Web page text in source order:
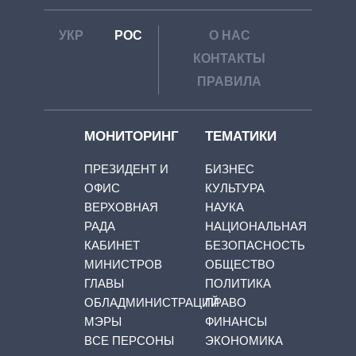
УКР РОС
О НАС
КОНТАКТЫ
ПРАВИЛА
МОНИТОРИНГ
ПРЕЗИДЕНТ И
ОФИС
ВЕРХОВНАЯ
РАДА
КАБИНЕТ
МИНИСТРОВ
ГЛАВЫ
ОБЛАДМИНИСТРАЦИЙ
МЭРЫ
ВСЕ ПЕРСОНЫ
ТЕМАТИКИ
БИЗНЕС
КУЛЬТУРА
НАУКА
НАЦИОНАЛЬНАЯ
БЕЗОПАСНОСТЬ
ОБЩЕСТВО
ПОЛИТИКА
ПРАВО
ФИНАНСЫ
ЭКОНОМИКА